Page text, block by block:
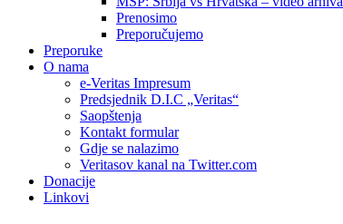
Prenosimo
Preporučujemo
Preporuke
O nama
e-Veritas Impresum
Predsjednik D.I.C „Veritas“
Saopštenja
Kontakt formular
Gdje se nalazimo
Veritasov kanal na Twitter.com
Donacije
Linkovi